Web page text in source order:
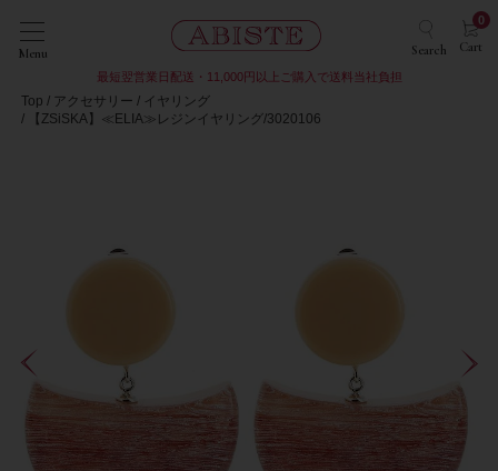
Menu Search Cart
0
最短翌営業日配送・11,000円以上ご購入で送料当社負担
Top アクセサリー
イヤリング
【ZSiSKA】≪ELIA≫レジンイヤリング/3020106